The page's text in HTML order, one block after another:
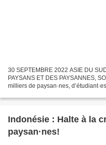
30 SEPTEMBRE 2022 ASIE DU
PAYSANS ET DES PAYSANNES,
milliers de paysan·nes,
Indonésie : Halte à la
paysan·nes!